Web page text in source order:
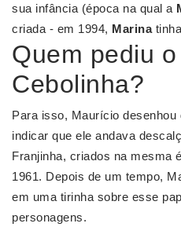
sua infância (época na qual a
criada - em 1994, Marina
Quem pediu
Cebolinha?
Para isso, Maurício
indicar que ele andava
Franjinha, criados na mesma
1961. Depois de um tempo,
em uma tirinha sobre esse
personagens.